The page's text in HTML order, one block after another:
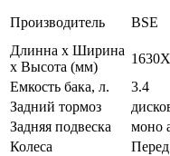
Производитель
BSE
Длинна х Ширина
х Высота (мм)
Емкость бака, л.
3.4
Задний тормоз
Задняя подвеска
моно
Колеса